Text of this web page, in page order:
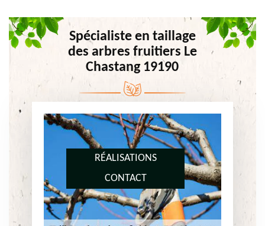
RÉALISATIONS
CONTACT
Spécialiste en taillage
des arbres fruitiers Le
Chastang 19190